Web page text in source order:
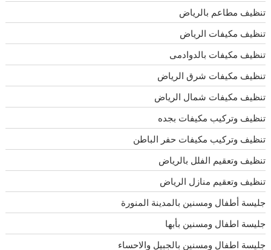
تنظيف مطاعم بالرياض
تنظيف مكيفات الرياض
تنظيف مكيفات بالدوادمى
تنظيف مكيفات شرق الرياض
تنظيف مكيفات شمال الرياض
تنظيف وتركيب مكيفات بجده
تنظيف وتركيب مكيفات حفر الباطن
تنظيف وتعقيم الفلل بالرياض
تنظيف وتعقيم منازل الرياض
جليسة أطفال ومسنين بالمدينة المنورة
جليسة اطفال ومسنين بأبها
جليسة اطفال ومسنين بالجبيل والاحساء